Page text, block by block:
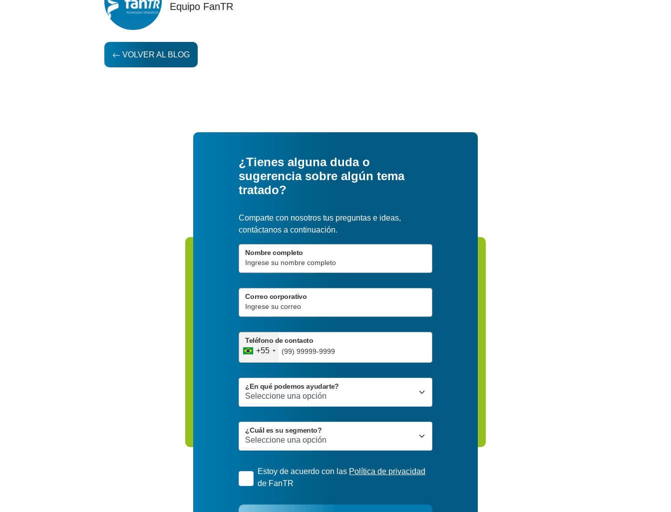
Equipo FanTR
VOLVER AL BLOG
¿Tienes alguna duda o
sugerencia sobre algún tema
tratado?
Comparte con nosotros tus preguntas e ideas,
contáctanos a continuación.
Nombre completo
Correo corporativo
+55
Teléfono de contacto
¿En qué podemos ayudarte?
¿Cuál es su segmento?
Estoy de acuerdo con las Política de privacidad
de FanTR